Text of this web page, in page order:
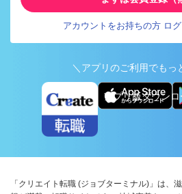
アカウントをお持ちの方 ロ
＼アプリのご利用でもっ
アプリ版ダウン
「クリエイト転職 (ジョブターミナル)」は、